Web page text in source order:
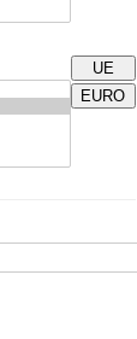
UE
EURO